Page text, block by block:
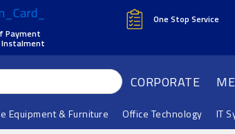
Payment
Instalment
One Stop Service
CORPORATE
Equipment & Furniture Office Technology IT